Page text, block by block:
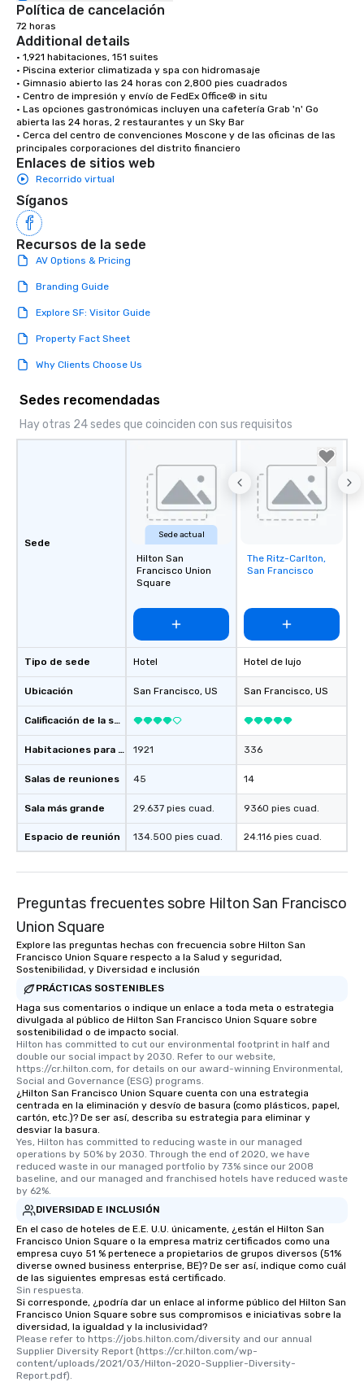
Política de cancelación
72 horas
Additional details
• 1,921 habitaciones, 151 suites
• Piscina exterior climatizada y spa con hidromasaje
• Gimnasio abierto las 24 horas con 2,800 pies cuadrados
• Centro de impresión y envío de FedEx Office® in situ
• Las opciones gastronómicas incluyen una cafetería Grab 'n' Go
abierta las 24 horas, 2 restaurantes y un Sky Bar
• Cerca del centro de convenciones Moscone y de las oficinas de las
principales corporaciones del distrito financiero
Enlaces de sitios web
Recorrido virtual
Síganos
Recursos de la sede
AV Options & Pricing
Branding Guide
Explore SF: Visitor Guide
Property Fact Sheet
Why Clients Choose Us
Sedes recomendadas
Hay otras 24 sedes que coinciden con sus requisitos
Sede
Tipo de sede
Ubicación
Calificación de la sede
Habitaciones para huéspedes
Salas de reuniones
Sala más grande
Espacio de reunión
Sede actual
Hilton San
Francisco Union
Square
Hotel
San Francisco, US
1921
45
29.637 pies cuad.
134.500 pies cuad.
Removed from
favorites
The Ritz-Carlton,
San Francisco
Hotel de lujo
San Francisco, US
336
14
9360 pies cuad.
24.116 pies cuad.
Preguntas frecuentes sobre Hilton San Francisco
Union Square
Explore las preguntas hechas con frecuencia sobre Hilton San
Francisco Union Square respecto a la Salud y seguridad,
Sostenibilidad, y Diversidad e inclusión
PRÁCTICAS SOSTENIBLES
Haga sus comentarios o indique un enlace a toda meta o estrategia
divulgada al público de Hilton San Francisco Union Square sobre
sostenibilidad o de impacto social.
Hilton has committed to cut our environmental footprint in half and
double our social impact by 2030. Refer to our website,
https://cr.hilton.com, for details on our award-winning Environmental,
Social and Governance (ESG) programs.
¿Hilton San Francisco Union Square cuenta con una estrategia
centrada en la eliminación y desvío de basura (como plásticos, papel,
cartón, etc.)? De ser así, describa su estrategia para eliminar y
desviar la basura.
Yes, Hilton has committed to reducing waste in our managed
operations by 50% by 2030. Through the end of 2020, we have
reduced waste in our managed portfolio by 73% since our 2008
baseline, and our managed and franchised hotels have reduced waste
by 62%.
DIVERSIDAD E INCLUSIÓN
En el caso de hoteles de E.E. U.U. únicamente, ¿están el Hilton San
Francisco Union Square o la empresa matriz certificados como una
empresa cuyo 51 % pertenece a propietarios de grupos diversos (51%
diverse owned business enterprise, BE)? De ser así, indique como cuál
de las siguientes empresas está certificado.
Sin respuesta.
Si corresponde, ¿podría dar un enlace al informe público del Hilton San
Francisco Union Square sobre sus compromisos e iniciativas sobre la
diversidad, la igualdad y la inclusividad?
Please refer to https://jobs.hilton.com/diversity and our annual
Supplier Diversity Report (https://cr.hilton.com/wp-
content/uploads/2021/03/Hilton-2020-Supplier-Diversity-
Report.pdf).